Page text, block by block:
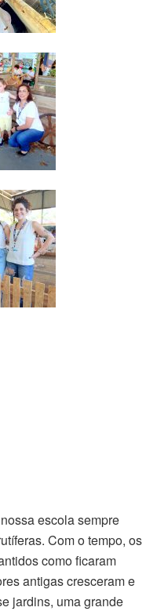
escola sempre
Com o tempo, os
como ficaram
antigas cresceram e
jardins, uma grande